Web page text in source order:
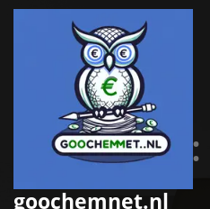
inhoud
goochemnet.nl
Categorie: